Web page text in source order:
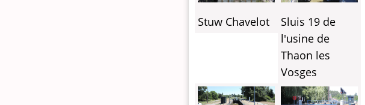
Stuw Chavelot
Sluis 19 de
l'usine de
Thaon les
Vosges